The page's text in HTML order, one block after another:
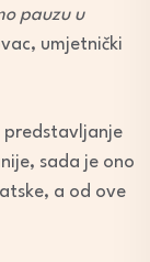
pauzu u
umjetnički
predstavljanje
sada je ono
a od ove